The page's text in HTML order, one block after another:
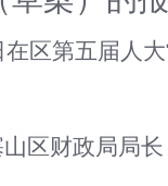
在区第五届人
区财政局局